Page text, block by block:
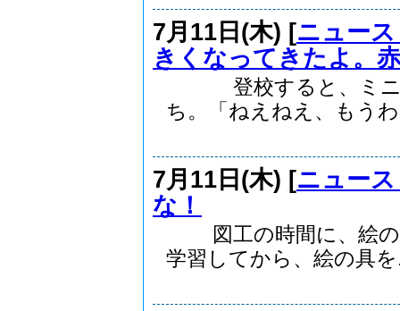
7月11日(木) [ニュー
きくなってきたよ。
登校すると、ミニト
ち。「ねえねえ、もう
7月11日(木) [ニュー
な！
図工の時間に、絵の
学習してから、絵の具を